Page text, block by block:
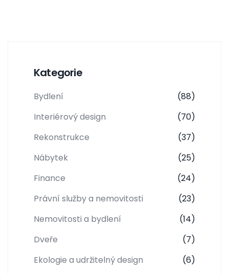
Kategorie
Bydlení
(88)
Interiérový design
(70)
Rekonstrukce
(37)
Nábytek
(25)
Finance
(24)
Právní služby a nemovitosti
(23)
Nemovitosti a bydlení
(14)
Dveře
(7)
Ekologie a udržitelný design
(6)